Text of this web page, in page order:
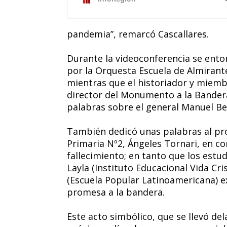
pandemia”, remarcó Cascallares.
Durante la videoconferencia se
por la Orquesta Escuela de
mientras que el historiador y
director del Monumento a la
palabras sobre el general Manuel
También dedicó unas palabras al
Primaria Nº2, Ángeles Tornari, en
fallecimiento; en tanto que los
Layla (Instituto Educacional Vida
(Escuela Popular Latinoamericana)
promesa a la bandera.
Este acto simbólico, que se llevó